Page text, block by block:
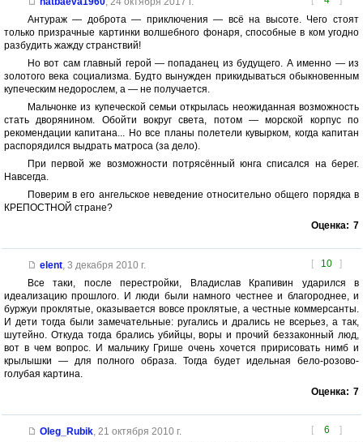
Антураж — доброта — приключения — всё на высоте. Чего стоят
только призрачные картинки волшебного фонаря, способные в ком угодно
разбудить жажду странствий!
Но вот сам главный герой — попаданец из будущего. А именно — из
золотого века социализма. Будто вынужден прикидываться обыкновенным
купеческим недорослем, а — не получается.
Мальчонке из купеческой семьи открылась неожиданная возможность
стать дворянином. Обойти вокруг света, потом — морской корпус по
рекомендации капитана... Но все планы полетели кувырком, когда капитан
распорядился выдрать матроса (за дело).
При первой же возможности потрясённый юнга списался на берег.
Навсегда.
Поверим в его ангельское неведение относительно общего порядка в
КРЕПОСТНОЙ стране?
Оценка: 7
[ 10 ]
elent, 3 декабря 2010 г.
Все таки, после перестройки, Владислав Крапивин ударился в
идеализацию прошлого. И люди были намного честнее и благороднее, и
буржуи проклятые, оказывается вовсе проклятые, а честные коммерсанты.
И дети тогда были замечательные: ругались и дрались не всерьез, а так,
шутейно. Откуда тогда брались убийцы, воры и прочий беззаконный люд,
вот в чем вопрос. И мальчику Грише очень хочется пририсовать нимб и
крылышки — для полного образа. Тогда будет идельная бело-розово-
голубая картина.
Оценка: 7
[ 6 ]
Oleg_Rubik, 21 октября 2010 г.